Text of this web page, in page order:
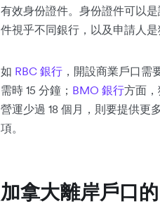
有效身份證件。身份證件可以
件視乎不同銀行，以及申請人
如 RBC 銀行 ，開設商業戶口
需時 15 分鐘； BMO 銀行方面
營運少過 18 個月，則要提供更
項。
加拿大離岸戶口